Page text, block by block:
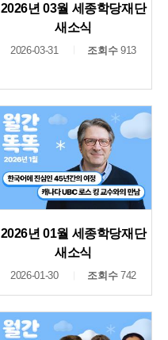
2026년 03월 세종학당재단
새소식
2026-03-31 조회수913
2026년 01월 세종학당재단
새소식
2026-01-30 조회수742